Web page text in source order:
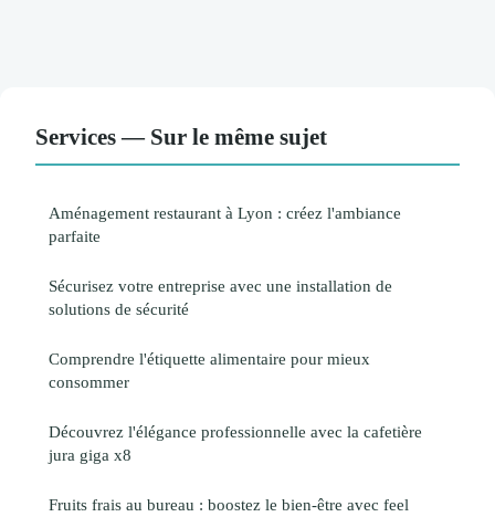
Services — Sur le même sujet
Aménagement restaurant à Lyon : créez l'ambiance
parfaite
Sécurisez votre entreprise avec une installation de
solutions de sécurité
Comprendre l'étiquette alimentaire pour mieux
consommer
Découvrez l'élégance professionnelle avec la cafetière
jura giga x8
Fruits frais au bureau : boostez le bien-être avec feel